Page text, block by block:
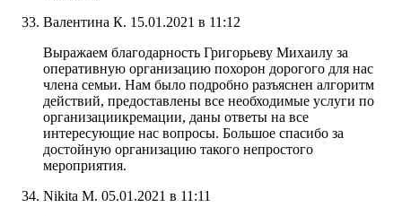
Валентина К. 15.01.2021 в 11:12
Выражаем благодарность Григорьеву Михаилу за
оперативную организацию похорон дорогого для нас
члена семьи. Нам было подробно разъяснен алгоритм
действий, предоставлены все необходимые услуги по
организациикремации, даны ответы на все
интересующие нас вопросы. Большое спасибо за
достойную организацию такого непростого
мероприятия.
Nikita M. 05.01.2021 в 11:11